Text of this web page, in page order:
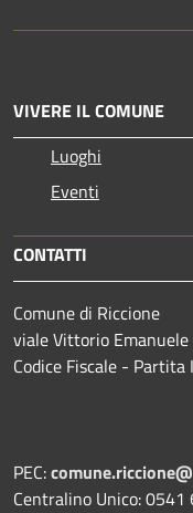
VIVERE IL COMUNE
Luoghi
Eventi
CONTATTI
Comune di Riccione
viale Vittorio
Codice Fiscale -
PEC:
Centralino Unico: